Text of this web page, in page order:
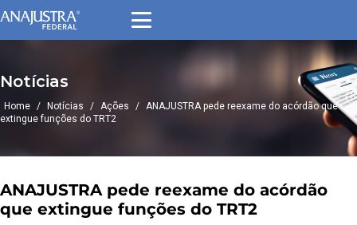
Notícias
Home / Notícias / Ações / ANAJUSTRA pede reexame do acórdão que
extingue funções do TRT2
ANAJUSTRA pede reexame do acórdão
que extingue funções do TRT2